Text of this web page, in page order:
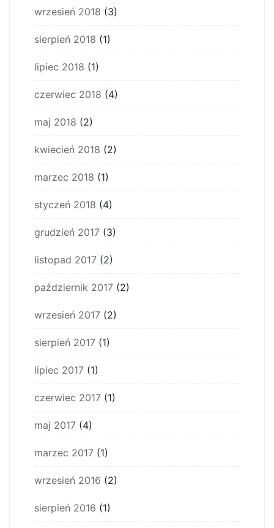
wrzesień 2018 (3)
sierpień 2018 (1)
lipiec 2018 (1)
czerwiec 2018 (4)
maj 2018 (2)
kwiecień 2018 (2)
marzec 2018 (1)
styczeń 2018 (4)
grudzień 2017 (3)
listopad 2017 (2)
październik 2017 (2)
wrzesień 2017 (2)
sierpień 2017 (1)
lipiec 2017 (1)
czerwiec 2017 (1)
maj 2017 (4)
marzec 2017 (1)
wrzesień 2016 (2)
sierpień 2016 (1)